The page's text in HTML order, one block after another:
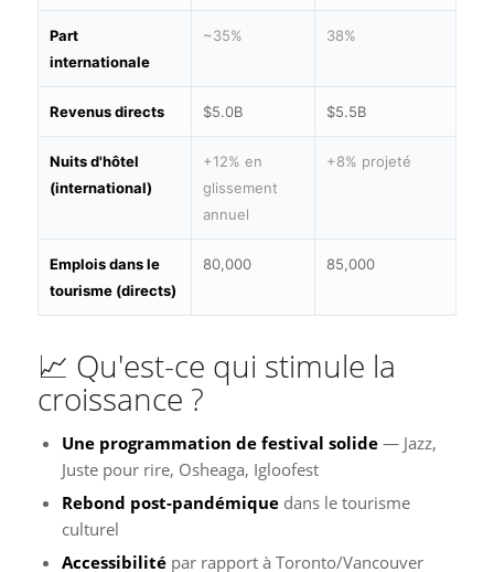
Part
internationale
~35% 38%
Revenus directs $5.0B $5.5B
Nuits d'hôtel
(international)
+12% en
glissement
annuel
+8% projeté
Emplois dans le
tourisme (directs)
80,000 85,000
📈 Qu'est-ce qui stimule la
croissance ?
Une programmation de festival solide— Jazz,
Juste pour rire, Osheaga, Igloofest
Rebond post-pandémiquedans le tourisme
culturel
Accessibilitépar rapport à Toronto/Vancouver